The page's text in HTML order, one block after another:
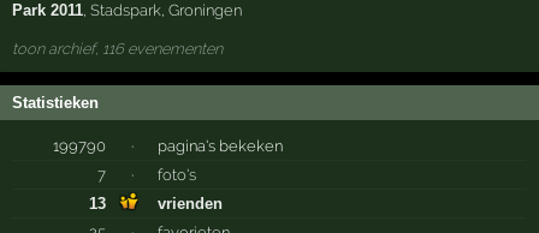
Park 2011,Stadspark,Groningen
toon archief, 116 evenementen
Statistieken
199790 ·
pagina's bekeken
7
·
foto's
13
vrienden